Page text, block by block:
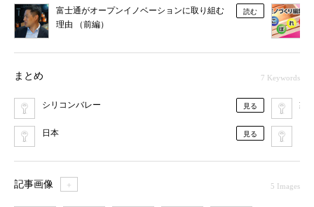
富士通がオープンイノベーションに取り組む
理由 （前編）
読む
まとめ 7 Keywords
シリコンバレー 見る
日本 見る
製
記事画像 ＋ 5 Images